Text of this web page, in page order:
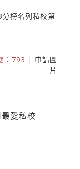
榜名列私校第
：793 | 申請圖
片
愛私校